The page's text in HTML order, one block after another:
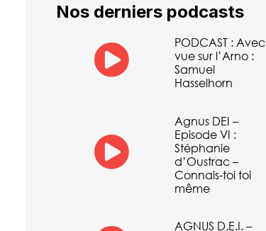
Nos derniers podcasts
PODCAST : Avec
vue sur l’Arno :
Samuel
Hasselhorn
Agnus DEI –
Episode VI :
Stéphanie
d’Oustrac –
Connais-toi toi
même
AGNUS D.E.I. –